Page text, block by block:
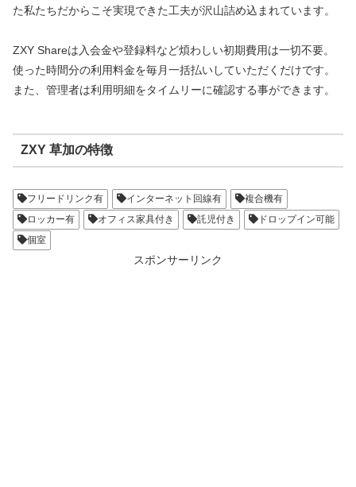
た私たちだからこそ実現できた工夫が沢山詰め込まれています。
ZXY Shareは入会金や登録料など煩わしい初期費用は一切不要。
使った時間分の利用料金を毎月一括払いしていただくだけです。
また、管理者は利用明細をタイムリーに確認する事ができます。
ZXY 草加の特徴
フリードリンク有 インターネット回線有
複合機有
ロッカー有
オフィス家具付き 託児付き
ドロップイン可能
個室
スポンサーリンク